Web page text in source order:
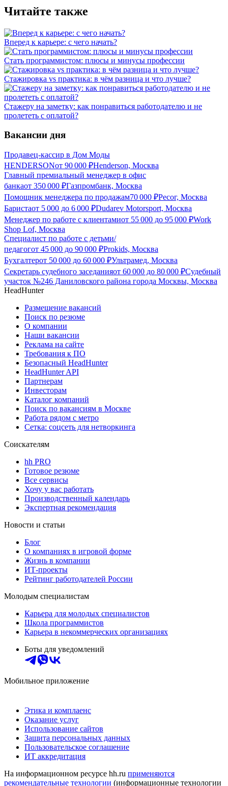
Читайте также
Вперед к карьере: с чего начать?
Стать программистом: плюсы и минусы профессии
Стажировка vs практика: в чём разница и что лучше?
Стажеру на заметку: как понравиться работодателю и не
пролететь с оплатой?
Вакансии дня
Продавец-кассир в Дом Моды
HENDERSONот 90 000 ₽Henderson, Москва
Главный премиальный менеджер в офис
банкаот 350 000 ₽Газпромбанк, Москва
Помощник менеджера по продажам70 000 ₽Ресог, Москва
Баристаот 5 000 до 6 000 ₽Dudarev Motorsport, Москва
Менеджер по работе с клиентамиот 55 000 до 95 000 ₽Work
Shop Lof, Москва
Специалист по работе с детьми/
педагогот 45 000 до 90 000 ₽Prokids, Москва
Бухгалтерот 50 000 до 60 000 ₽Ультрамед, Москва
Секретарь судебного заседанияот 60 000 до 80 000 ₽Судебный
участок №246 Даниловского района города Москвы, Москва
HeadHunter
Размещение вакансий
Поиск по резюме
О компании
Наши вакансии
Реклама на сайте
Требования к ПО
Безопасный HeadHunter
HeadHunter API
Партнерам
Инвесторам
Каталог компаний
Поиск по вакансиям в Москве
Работа рядом с метро
Сетка: соцсеть для нетворкинга
Соискателям
hh PRO
Готовое резюме
Все сервисы
Хочу у вас работать
Производственный календарь
Экспертная рекомендация
Новости и статьи
Блог
О компаниях в игровой форме
Жизнь в компании
ИТ-проекты
Рейтинг работодателей России
Молодым специалистам
Карьера для молодых специалистов
Школа программистов
Карьера в некоммерческих организациях
Боты для уведомлений
Мобильное приложение
Этика и комплаенс
Оказание услуг
Использование сайтов
Защита персональных данных
Пользовательское соглашение
ИТ аккредитация
На информационном ресурсе hh.ru применяются
рекомендательные технологии (информационные технологии